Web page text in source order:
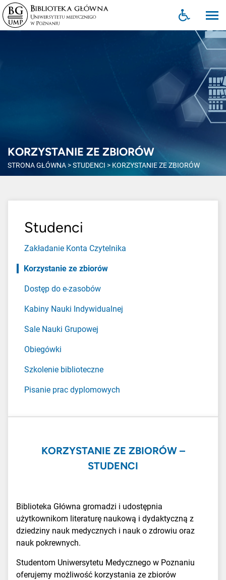
KORZYSTANIE ZE ZBIORÓW
STRONA GŁÓWNA >STUDENCI > KORZYSTANIE ZE ZBIORÓW
Studenci
Zakładanie Konta Czytelnika
Korzystanie ze zbiorów
Dostęp do e-zasobów
Kabiny Nauki Indywidualnej
Sale Nauki Grupowej
Obiegówki
Szkolenie biblioteczne
Pisanie prac dyplomowych
KORZYSTANIE ZE ZBIORÓW –
STUDENCI
Biblioteka Główna gromadzi i udostępnia
użytkownikom literaturę naukową i dydaktyczną z
dziedziny nauk medycznych i nauk o zdrowiu oraz
nauk pokrewnych.
Studentom Uniwersytetu Medycznego w Poznaniu
oferujemy możliwość korzystania ze zbiorów